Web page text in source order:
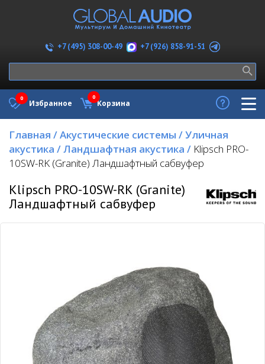
+7 (495) 308-00-49 +7 (926) 858-91-51
Избранное
0
Корзина
0
Главная /Акустические системы /Уличная
акустика /Ландшафтная акустика / Klipsch PRO-
10SW-RK (Granite) Ландшафтный сабвуфер
Klipsch PRO-10SW-RK (Granite)
Ландшафтный сабвуфер